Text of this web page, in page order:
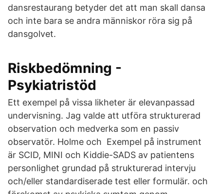
dansrestaurang betyder det att man skall dansa
och inte bara se andra människor röra sig på
dansgolvet.
Riskbedömning -
Psykiatristöd
Ett exempel på vissa likheter är elevanpassad
undervisning. Jag valde att utföra strukturerad
observation och medverka som en passiv
observatör. Holme och Exempel på instrument
är SCID, MINI och Kiddie-SADS av patientens
personlighet grundad på strukturerad intervju
och/eller standardiserade test eller formulär. och